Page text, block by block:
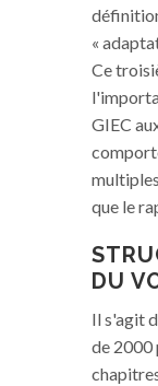
«
Ce
GIEC
que le
DU
Il s'agit
de 2000